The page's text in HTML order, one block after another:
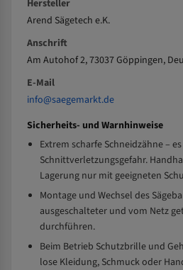
Hersteller
Arend Sägetech e.K.
Anschrift
Am Autohof 2, 73037 Göppingen,
E-Mail
info@saegemarkt.de
Sicherheits- und Warnhinweise
Extrem scharfe Schneidzähne –
Schnittverletzungsgefahr.
Lagerung nur mit geeigneten
Montage und Wechsel des
ausgeschalteter und vom Netz
durchführen.
Beim Betrieb Schutzbrille und
lose Kleidung, Schmuck oder